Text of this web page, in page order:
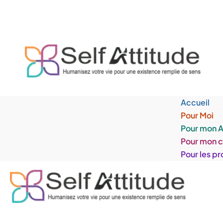
Accueil
Pour Moi
Pour mon
Pour mon
Pour les